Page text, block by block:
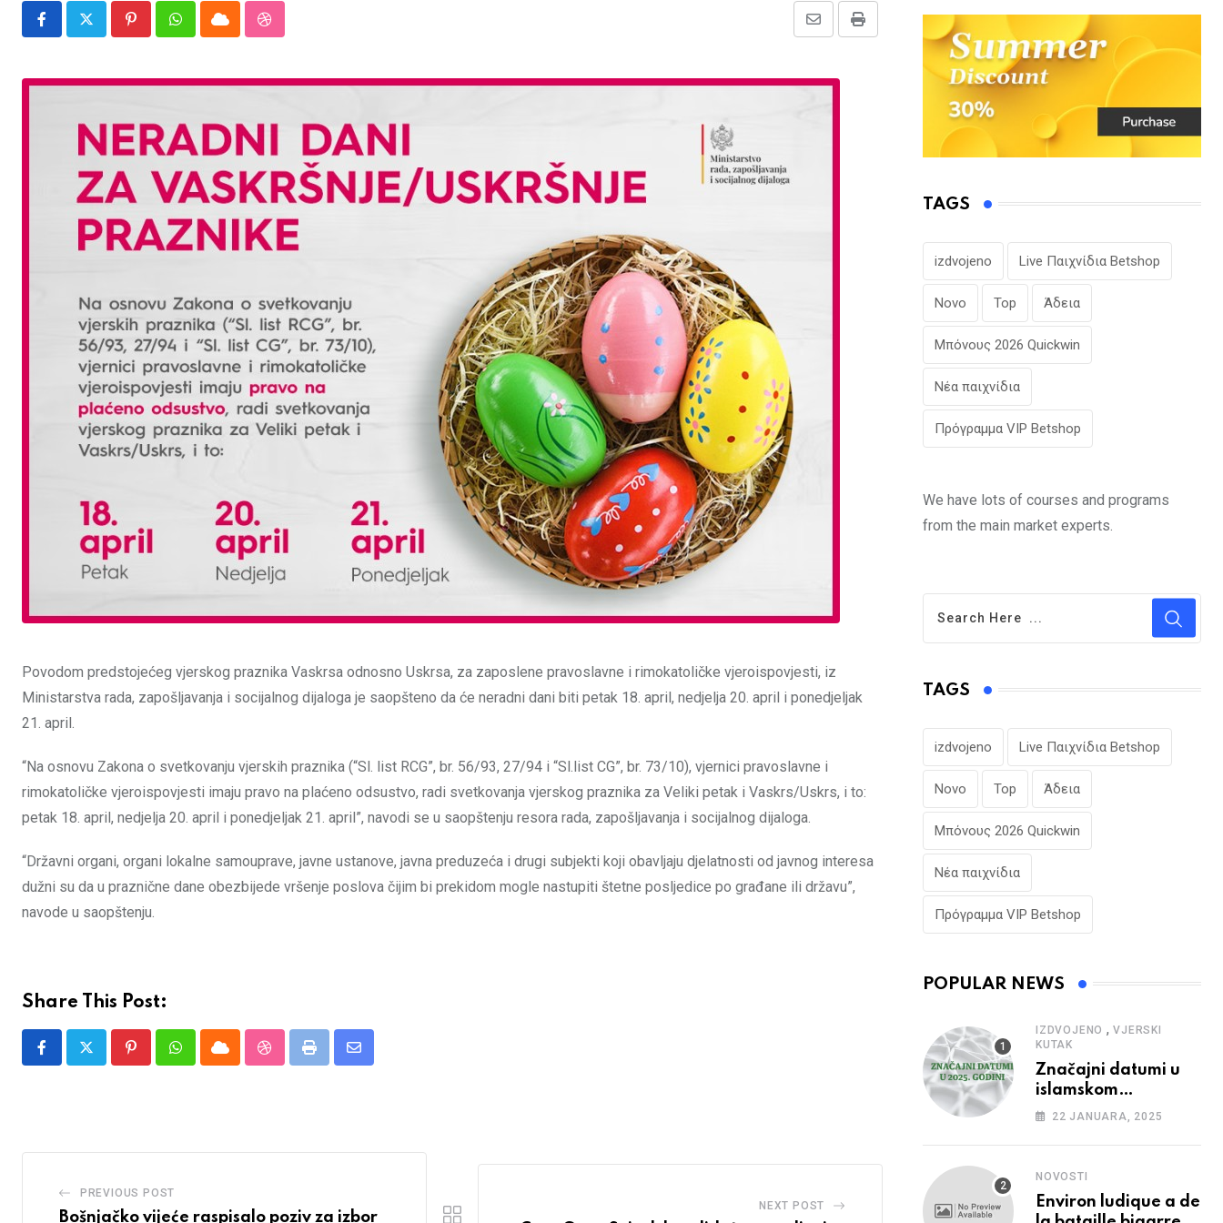
PinterestWhatsappCloud StumbleUpon Print
Share
Email
Povodom predstojećeg vjerskog praznika Vaskrsa odnosno Uskrsa, za zaposlene pravoslavne i rimokatoličke vjeroispovjesti, iz
Ministarstva rada, zapošljavanja i socijalnog dijaloga je saopšteno da će neradni dani biti petak 18. april, nedjelja 20. april i ponedjeljak
21. april.
“Na osnovu Zakona o svetkovanju vjerskih praznika (“Sl. list RCG”, br. 56/93, 27/94 i “Sl.list CG”, br. 73/10), vjernici pravoslavne i
rimokatoličke vjeroispovjesti imaju pravo na plaćeno odsustvo, radi svetkovanja vjerskog praznika za Veliki petak i Vaskrs/Uskrs, i to:
petak 18. april, nedjelja 20. april i ponedjeljak 21. april”, navodi se u saopštenju resora rada, zapošljavanja i socijalnog dijaloga.
“Državni organi, organi lokalne samouprave, javne ustanove, javna preduzeća i drugi subjekti koji obavljaju djelatnosti od javnog interesa
dužni su da u praznične dane obezbijede vršenje poslova čijim bi prekidom mogle nastupiti štetne posljedice po građane ili državu”,
navode u saopštenju.
Share This Post:
PinterestWhatsappCloud StumbleUpon
Print
Share
PREVIOUS POST
Bošnjačko vijeće raspisalo poziv za izbor
NEXT POST
TAGS
izdvojeno Live Παιχνίδια Betshop
Novo Top Άδεια
Μπόνους 2026 Quickwin
Νέα παιχνίδια
Πρόγραμμα VIP Betshop
We have lots of courses and programs
from the main market experts.
TAGS
izdvojeno Live Παιχνίδια Betshop
Novo Top Άδεια
Μπόνους 2026 Quickwin
Νέα παιχνίδια
Πρόγραμμα VIP Betshop
POPULAR NEWS
IZDVOJENO ,VJERSKI
KUTAK
Značajni datumi u
islamskom
kalendaru u 2025.
22 JANUARA, 2025
NOVOSTI
Environ ludique a de